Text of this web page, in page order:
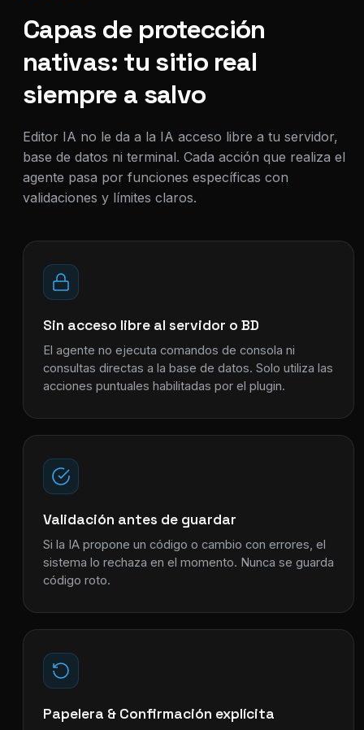
Capas de protección
nativas: tu sitio real
siempre a salvo
Editor IA no le da a la IA acceso libre a tu servidor,
base de datos ni terminal. Cada acción que realiza el
agente pasa por funciones específicas con
validaciones y límites claros.
Sin acceso libre al servidor o BD
El agente no ejecuta comandos de consola ni
consultas directas a la base de datos. Solo utiliza las
acciones puntuales habilitadas por el plugin.
Validación antes de guardar
Si la IA propone un código o cambio con errores, el
sistema lo rechaza en el momento. Nunca se guarda
código roto.
Papelera & Confirmación explícita